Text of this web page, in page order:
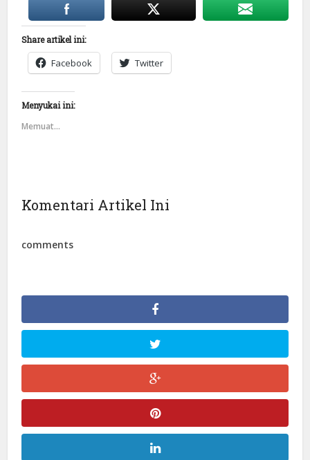
Share artikel ini:
Facebook Twitter
Menyukai ini:
Memuat...
Komentari Artikel Ini
comments